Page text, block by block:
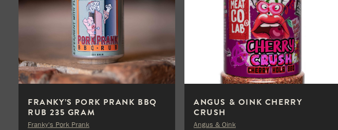
FRANKY’S PORK PRANK BBQ
RUB 235 GRAM
Franky's Pork Prank
ANGUS & OINK CHERRY
CRUSH
Angus & Oink